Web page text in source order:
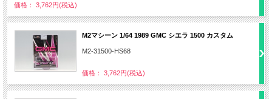
価格： 3,762円(税込)
M2マシーン 1/64 1989 GMC シエラ 1500 カスタム
M2-31500-HS68
価格： 3,762円(税込)